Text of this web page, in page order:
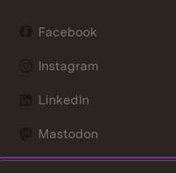
Facebook
Instagram
LinkedIn
Mastodon